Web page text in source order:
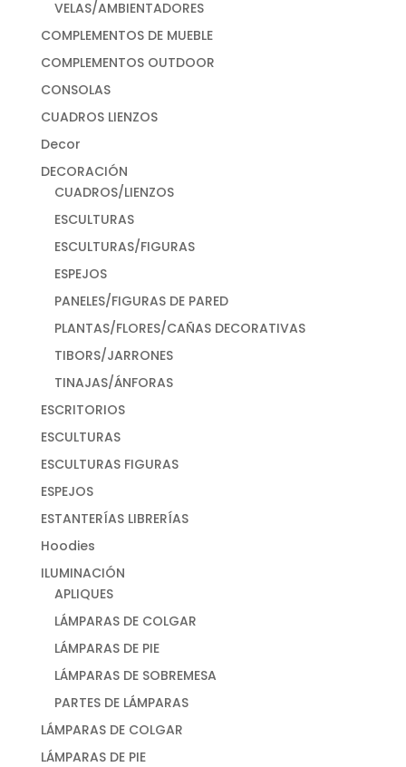
VELAS/AMBIENTADORES
COMPLEMENTOS DE MUEBLE
COMPLEMENTOS OUTDOOR
CONSOLAS
CUADROS LIENZOS
Decor
DECORACIÓN
CUADROS/LIENZOS
ESCULTURAS
ESCULTURAS/FIGURAS
ESPEJOS
PANELES/FIGURAS DE PARED
PLANTAS/FLORES/CAÑAS DECORATIVAS
TIBORS/JARRONES
TINAJAS/ÁNFORAS
ESCRITORIOS
ESCULTURAS
ESCULTURAS FIGURAS
ESPEJOS
ESTANTERÍAS LIBRERÍAS
Hoodies
ILUMINACIÓN
APLIQUES
LÁMPARAS DE COLGAR
LÁMPARAS DE PIE
LÁMPARAS DE SOBREMESA
PARTES DE LÁMPARAS
LÁMPARAS DE COLGAR
LÁMPARAS DE PIE